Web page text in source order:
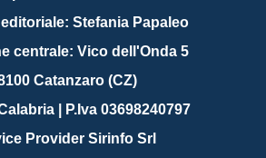
Stefania Papaleo
centrale: Vico dell'Onda 5
Catanzaro (CZ)
| P.Iva 03698240797
Provider Sirinfo Srl